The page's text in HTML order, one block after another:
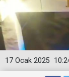
17 Ocak 2025